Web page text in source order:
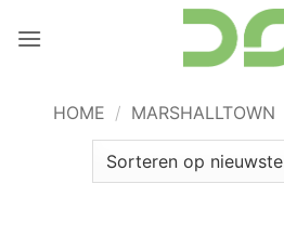
naar
HOME / MARSHALLTOWN